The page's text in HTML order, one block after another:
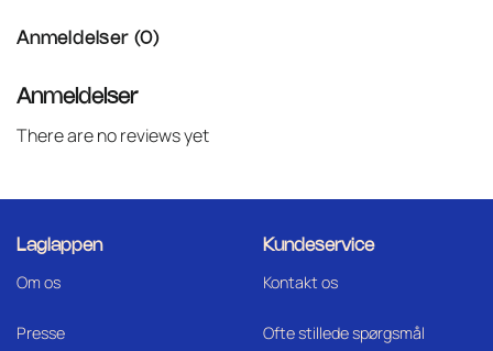
Anmeldelser (0)
Anmeldelser
There are no reviews yet
Laglappen
Om os
Presse
Kundeservice
Kontakt os
Ofte stillede spørgsmål